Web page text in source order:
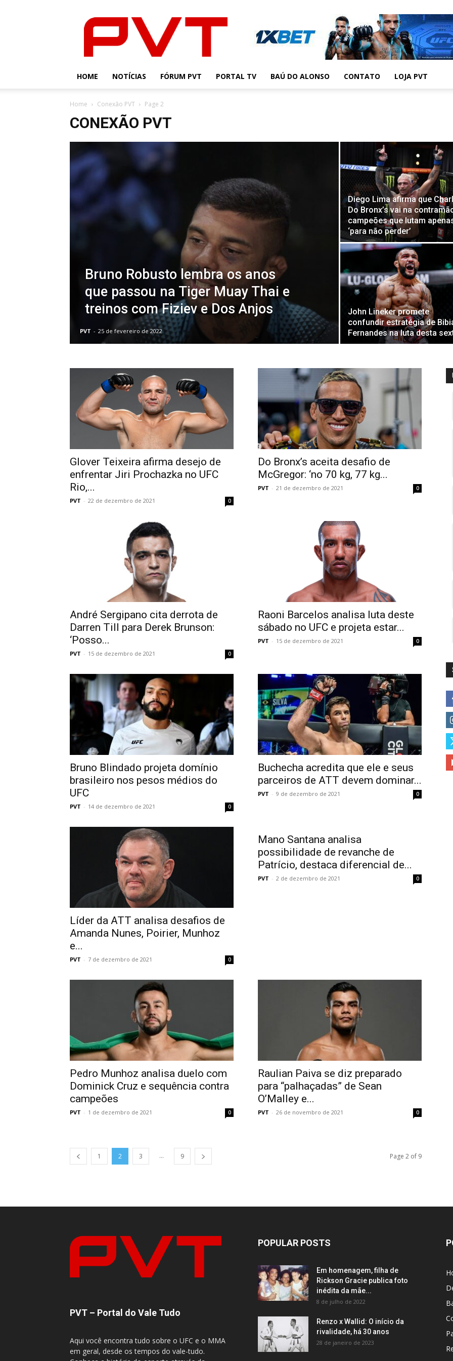
HOME NOTÍCIAS FÓRUM PVT PORTAL TV BAÚ DO ALONSO CONTATO LOJA PVT
Home Conexão PVT Page 2
CONEXÃO PVT
Bruno Robusto lembra os anos
que passou na Tiger Muay Thai e
treinos com Fiziev e Dos Anjos
PVT - 25 de fevereiro de 2022
Diego Lima afirma que
Do Bronx’s vai na
campeões que lutam
‘para não perder’
John Lineker promete
confundir estratégia de
Fernandes na luta desta
Glover Teixeira afirma desejo de
enfrentar Jiri Prochazka no UFC
Rio,...
PVT - 22 de dezembro de 2021 0
Do Bronx’s aceita desafio de
McGregor: ‘no 70 kg, 77 kg...
PVT - 21 de dezembro de 2021 0
André Sergipano cita derrota de
Darren Till para Derek Brunson:
‘Posso...
PVT - 15 de dezembro de 2021 0
Raoni Barcelos analisa luta deste
sábado no UFC e projeta estar...
PVT - 15 de dezembro de 2021 0
Bruno Blindado projeta domínio
brasileiro nos pesos médios do
UFC
PVT - 14 de dezembro de 2021 0
Buchecha acredita que ele e seus
parceiros de ATT devem dominar...
PVT - 9 de dezembro de 2021 0
Líder da ATT analisa desafios de
Amanda Nunes, Poirier, Munhoz
e...
PVT - 7 de dezembro de 2021 0
Mano Santana analisa
possibilidade de revanche de
Patrício, destaca diferencial de...
PVT - 2 de dezembro de 2021 0
Pedro Munhoz analisa duelo com
Dominick Cruz e sequência contra
campeões
PVT - 1 de dezembro de 2021 0
Raulian Paiva se diz preparado
para “palhaçadas” de Sean
O’Malley e...
PVT - 26 de novembro de 2021 0
1 2 3 ... 9 Page 2 of 9
PVT – Portal do Vale Tudo
Aqui você encontra tudo sobre o UFC e o MMA
em geral, desde os tempos do vale-tudo.
POPULAR POSTS
Em homenagem, filha de
Rickson Gracie publica foto
inédita da mãe...
8 de julho de 2022
Renzo x Wallid: O início da
rivalidade, há 30 anos
28 de janeiro de 2023